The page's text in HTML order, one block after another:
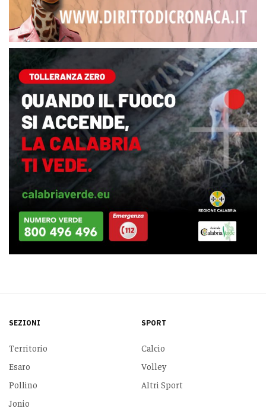
SEZIONI
Territorio
Esaro
Pollino
Jonio
SPORT
Calcio
Volley
Altri Sport